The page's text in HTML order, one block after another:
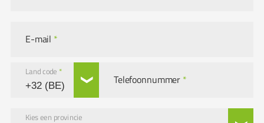
E-mail *
Land code *
Telefoonnummer *
Kies een provincie